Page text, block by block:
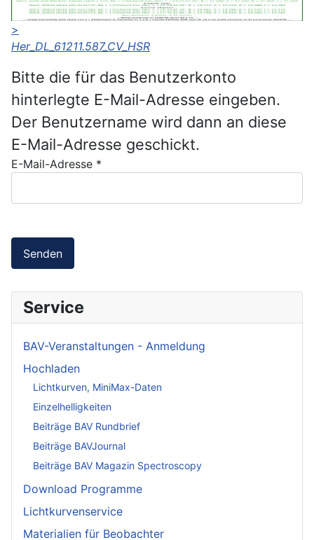
>
Her_DL_61211.587_CV_HSR
Bitte die für das Benutzerkonto
hinterlegte E-Mail-Adresse eingeben.
Der Benutzername wird dann an diese
E-Mail-Adresse geschickt.
E-Mail-Adresse *
Senden
Service
BAV-Veranstaltungen - Anmeldung
Hochladen
Lichtkurven, MiniMax-Daten
Einzelhelligkeiten
Beiträge BAV Rundbrief
Beiträge BAVJournal
Beiträge BAV Magazin Spectroscopy
Download Programme
Lichtkurvenservice
Materialien für Beobachter